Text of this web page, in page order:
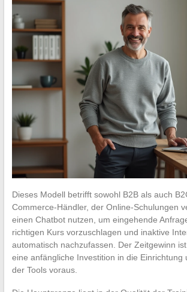
Dieses Modell betrifft sowohl B2B als auch
Commerce-Händler, der Online-Schulungen
einen Chatbot nutzen, um eingehende
richtigen Kurs vorzuschlagen und inaktive
automatisch nachzufassen. Der Zeitgewinn
eine anfängliche Investition in die Einrichtung
der Tools voraus.